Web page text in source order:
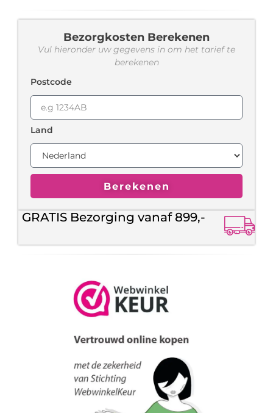
Bezorgkosten Berekenen
Vul hieronder uw gegevens in om het tarief te
berekenen
Postcode
Land
Berekenen
GRATIS Bezorging vanaf 899,-